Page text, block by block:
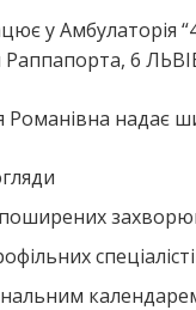
у
Раппапорта, 6
Романівна надає
поширених